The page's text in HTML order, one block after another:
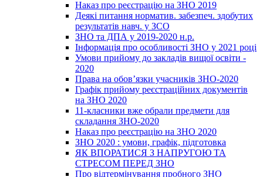
Наказ про реєстрацію на ЗНО 2019
Деякі питання норматив. забезпеч. здобутих
результатів навч. у ЗСО
ЗНО та ДПА у 2019-2020 н.р.
Інформація про особливості ЗНО у 2021 році
Умови прийому до закладів вищої освіти -
2020
Права на обов’язки учасників ЗНО-2020
Графік прийому реєстраційних документів
на ЗНО 2020
11-класники вже обрали предмети для
складання ЗНО-2020
Наказ про реєстрацію на ЗНО 2020
ЗНО 2020 : умови, графік, підготовка
ЯК ВПОРАТИСЯ З НАПРУГОЮ ТА
СТРЕСОМ ПЕРЕД ЗНО
Про відтермінування пробного ЗНО